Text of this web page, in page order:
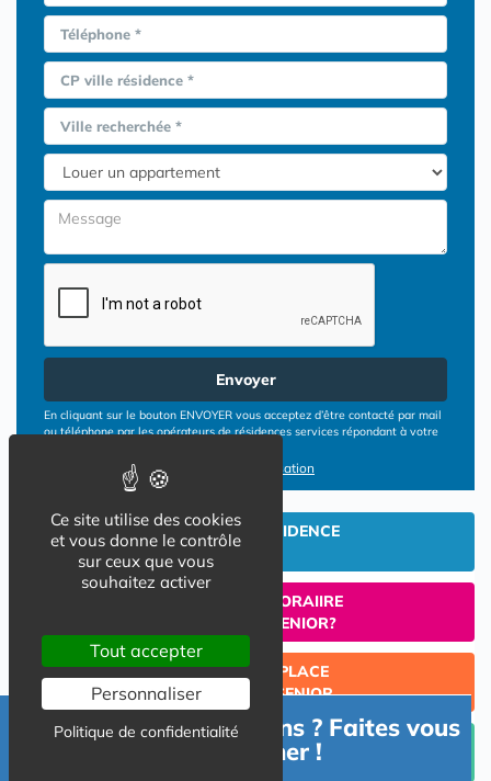
Téléphone *
CP ville résidence *
Ville recherchée *
Envoyer
En cliquant sur le bouton ENVOYER vous acceptez d’être contacté par mail
ou téléphone par les opérateurs de résidences services répondant à votre
Conditions d'utilisation
INVESTIR EN RESIDENCE
SENIOR
UN SEJOUR TEMPORAIIRE
EN RESIDENCE SENIOR?
TROUVER UNE PLACE
EN RESIDENCE SENIOR
Céder un lot acquis en Résidence Senior (investissement
Lmp/Lmnp)
Besoin d'informations ? Faites vous
accompagner !
Ce site utilise des cookies
et vous donne le contrôle
sur ceux que vous
souhaitez activer
Tout accepter
Personnaliser
Politique de confidentialité